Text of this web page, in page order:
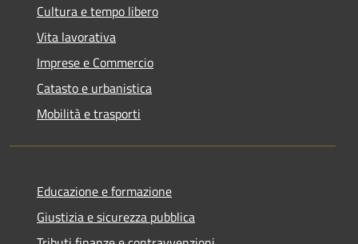
Cultura e tempo libero
Vita lavorativa
Imprese e Commercio
Catasto e urbanistica
Mobilità e trasporti
Educazione e formazione
Giustizia e sicurezza pubblica